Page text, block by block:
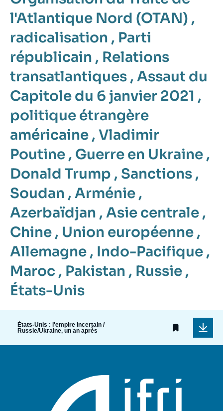
l'Atlantique Nord (OTAN) ,
radicalisation , Parti
républicain , Relations
transatlantiques , Assaut du
Capitole du 6 janvier 2021 ,
politique étrangère
américaine , Vladimir
Poutine , Guerre en Ukraine ,
Donald Trump , Sanctions ,
Soudan , Arménie ,
Azerbaïdjan , Asie centrale ,
Chine , Union européenne ,
Allemagne , Indo-Pacifique ,
Maroc , Pakistan , Russie ,
États-Unis
États-Unis : l'empire incertain /
Russie/Ukraine, un an après